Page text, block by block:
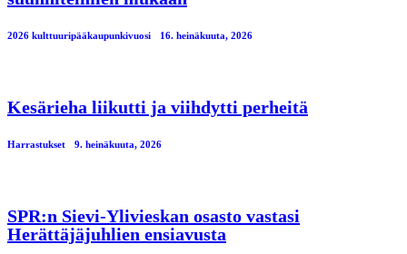
2026 kulttuuripääkaupunkivuosi 16. heinäkuuta, 2026
Kesärieha liikutti ja viihdytti perheitä
Harrastukset 9. heinäkuuta, 2026
SPR:n Sievi-Ylivieskan osasto vastasi
Herättäjäjuhlien ensiavusta